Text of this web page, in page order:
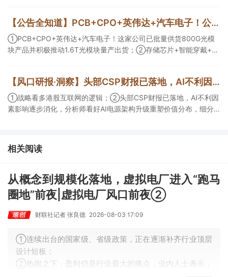
换芯片已经由送样验证逐步进入小批量应用，中低速率产品替代有
望加快，400G、800G产品正进入认证和导入阶段。
【公告全知道】PCB+CPO+英伟达+汽车电子！公司已批量供货800G光模块
①PCB+CPO+英伟达+汽车电子！这家公司已批量供货800G光模
块产品并积极推动1.6T光模块量产出货；②存储芯片+智能穿戴+华
【风口研报·洞察】头部CSP财报已落地，AI不利因素影响逐步消化，分析师看好AI电源架构升级重塑价值分布，细分龙头迈入放量验证阶段；战略看多港股互联网的逻辑
①战略看多港股互联网的逻辑；②头部CSP财报已落地，AI不利因
素影响逐步消化，分析师看好AI电源架构升级重塑价值分布，细分
智能获新财富分析师深度覆盖；④在个股机构关注度排行中，华峰
化学首次上榜，前五名依次为东鹏饮料>药明康德>百润股份>华峰
相关阅读
从概念到规模化落地，虚拟电厂进入“跑马
圈地”前夜|虚拟电厂风口前夜②
财联社记者 张良德 2026-08-03 17:09
①连续出台的国家级、省级政策，正在逐渐补齐行业顶层
设计短板；
②热闹之下，盈利仍是行业最大的痛点，业内人士表示，